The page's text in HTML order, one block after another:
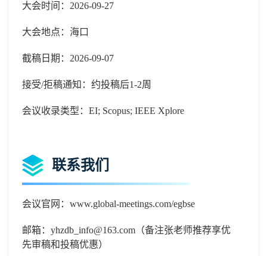
大会时间：2026-09-27
大会地点：海口
截稿日期：2026-09-07
接受/拒稿通知：约投稿后1-2周
会议收录类型：EI; Scopus; IEEE Xplore
联系我们
会议官网： www.global-meetings.com/egbse
邮箱： yhzdb_info@163.com （备注张老师推荐享优
先审稿和投稿优惠）